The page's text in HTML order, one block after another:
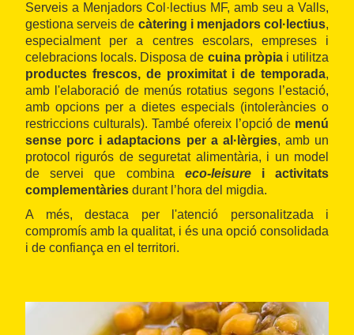
Serveis a Menjadors Col·lectius MF, amb seu a Valls,
gestiona serveis de càtering i menjadors col·lectius,
especialment per a centres escolars, empreses i
celebracions locals. Disposa de cuina pròpiai utilitza
productes frescos, de proximitat i de temporada,
amb l'elaboració de menús rotatius segons l’estació,
amb opcions per a dietes especials (intoleràncies o
restriccions culturals). També ofereix l’opció de menú
sense porc i adaptacions per a al·lèrgies, amb un
protocol rigurós de seguretat alimentària, i un model
de servei que combina eco-leisurei activitats
complementàries durant l’hora del migdia.
A més, destaca per l'atenció personalitzada i
compromís amb la qualitat, i és una opció consolidada
i de confiança en el territori.